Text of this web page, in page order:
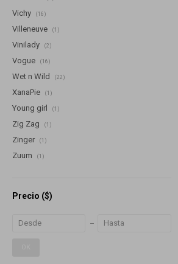
Vichy (16)
Villeneuve (1)
Vinilady (2)
Vogue (16)
Wet n Wild (22)
XanaPie (1)
Young girl (1)
Zig Zag (1)
Zinger (1)
Zuum (1)
Precio ($)